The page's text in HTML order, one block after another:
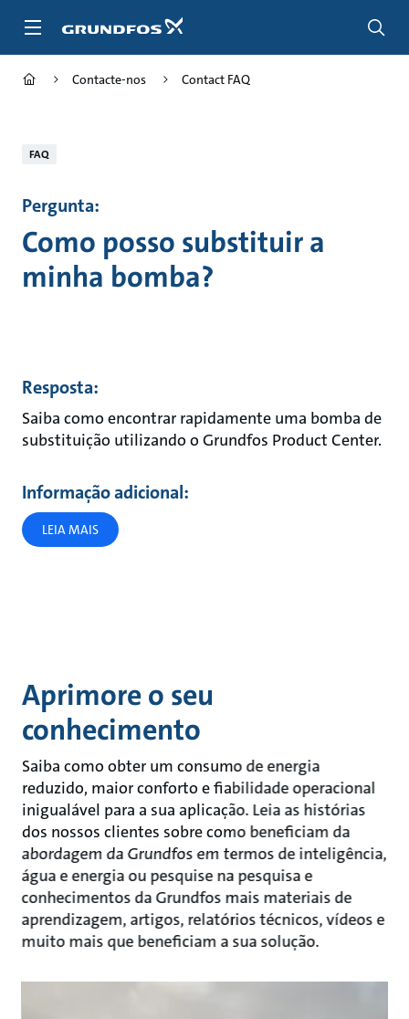
para
Contacte-nos Contact FAQ
FAQ
Pergunta:
Como posso substituir a
minha bomba?
Resposta:
Saiba como encontrar rapidamente uma bomba de
substituição utilizando o Grundfos Product Center.
Informação adicional:
LEIA MAIS
Aprimore o seu
conhecimento
Saiba como obter um consumo de energia
reduzido, maior conforto e fiabilidade operacional
inigualável para a sua aplicação. Leia as histórias
dos nossos clientes sobre como beneficiam da
abordagem da Grundfos em termos de inteligência,
água e energia ou pesquise na pesquisa e
conhecimentos da Grundfos mais materiais de
aprendizagem, artigos, relatórios técnicos, vídeos e
muito mais que beneficiam a sua solução.